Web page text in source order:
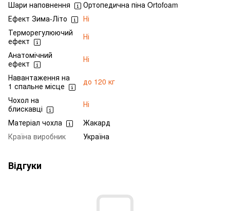
Шари наповнення
Ортопедична піна Ortofoam
Ефект Зима-Літо
Ні
Терморегулюючий
ефект
Ні
Анатомічний
ефект
Ні
Навантаження на
1 спальне місце
до 120 кг
Чохол на
блискавці
Ні
Матеріал чохла
Жакард
Країна виробник
Україна
Відгуки